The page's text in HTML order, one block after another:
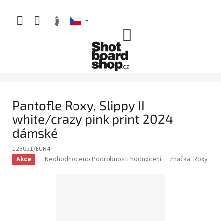
obsah
Pantofle Roxy, Slippy II
white/crazy pink print 2024
dámské
128051/EUR4
Akce
Průměrné
Neohodnoceno Podrobnosti hodnocení Značka:Roxy